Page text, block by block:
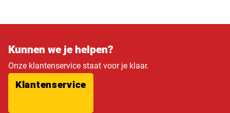
Kunnen we je helpen?
Onze klantenservice staat voor je klaar.
Klantenservice